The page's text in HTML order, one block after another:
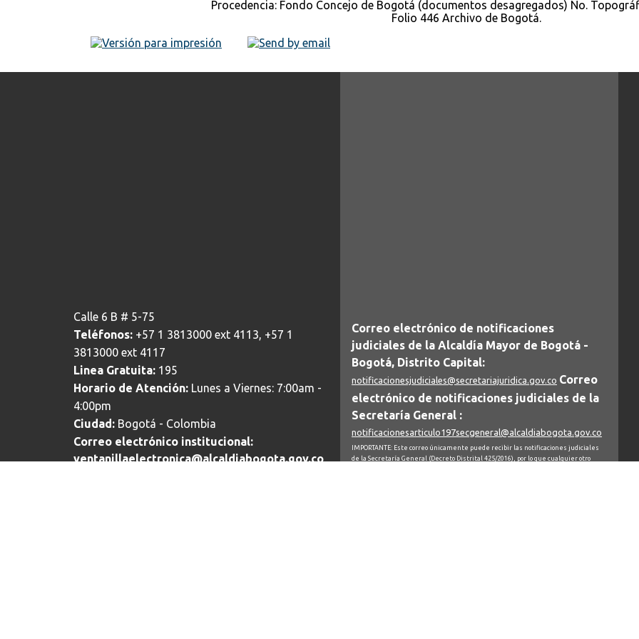
Procedencia: Fondo Concejo de Bogotá (documentos desagregados) No.
Folio 446 Archivo de Bogotá.
Calle 6 B # 5-75
Teléfonos: +57 1 3813000 ext 4113, +57 1
3813000 ext 4117
Linea Gratuita: 195
Horario de Atención: Lunes a Viernes: 7:00am -
4:00pm
Ciudad: Bogotá - Colombia
Correo electrónico institucional:
ventanillaelectronica@alcaldiabogota.gov.co
Correo electrónico de notificaciones
judiciales de la Alcaldía Mayor de Bogotá -
Bogotá, Distrito Capital:
notificacionesjudiciales@secretariajuridica.gov.co Correo
electrónico de notificaciones judiciales de la
Secretaría General :
notificacionesarticulo197secgeneral@alcaldiabogota.gov.co
IMPORTANTE: Este correo únicamente puede recibir las notificaciones judiciales
de la Secretaría General (Decreto Distrital 425/2016), por lo que cualquier otro